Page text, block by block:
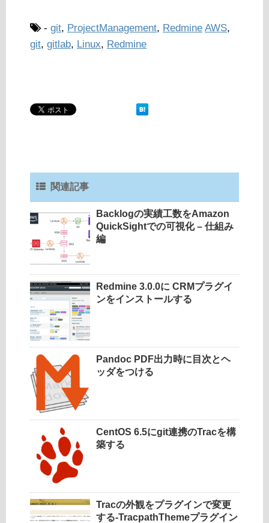
- git, ProjectManagement, Redmine AWS,
git, gitlab, Linux, Redmine
関連記事
Backlogの実績工数をAmazon
QuickSightでの可視化 – 仕組み
編
Redmine 3.0.0に CRMプラグイ
ンをインストールする
Pandoc PDF出力時に目次とヘ
ッダをつける
CentOS 6.5にgit連携のTracを構
築する
Tracの外観をプラグインで変更
する-TracpathThemeプラグイン